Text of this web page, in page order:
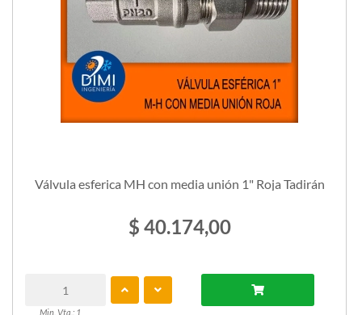
Válvula esferica MH con media unión 1" Roja Tadirán
$ 40.174,00
Min. Vta.: 1